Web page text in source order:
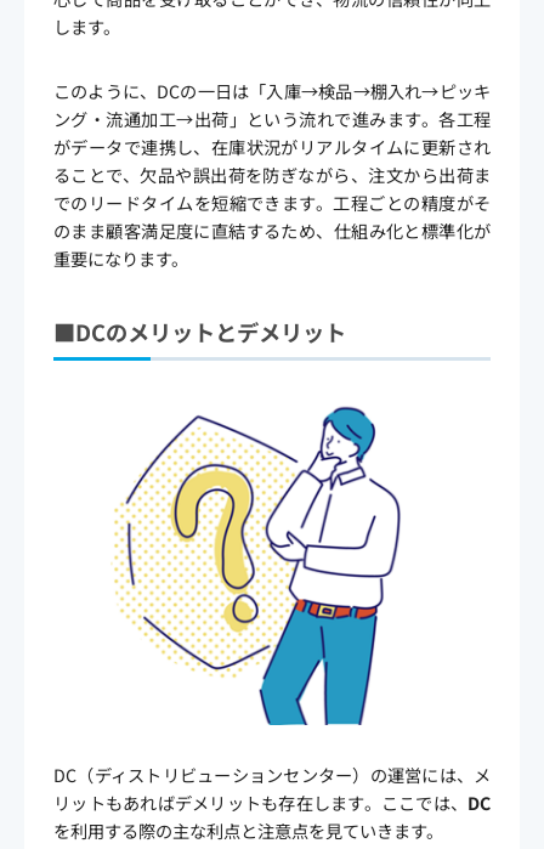
します。
このように、DCの一日は「入庫→検品→棚入れ→ピッキ
ング・流通加工→出荷」という流れで進みます。各工程
がデータで連携し、在庫状況がリアルタイムに更新され
ることで、欠品や誤出荷を防ぎながら、注文から出荷ま
でのリードタイムを短縮できます。工程ごとの精度がそ
のまま顧客満足度に直結するため、仕組み化と標準化が
重要になります。
■DCのメリットとデメリット
DC（ディストリビューションセンター）の運営には、メ
リットもあればデメリットも存在します。ここでは、 DC
を利用する際の主な利点と注意点を見ていきます。